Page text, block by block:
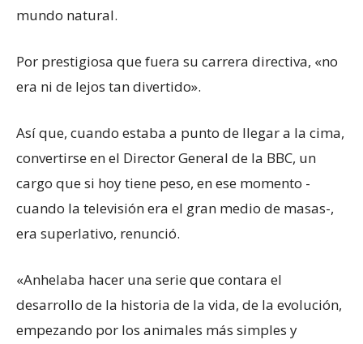
mundo natural.
Por prestigiosa que fuera su carrera directiva, «no
era ni de lejos tan divertido».
Así que, cuando estaba a punto de llegar a la cima,
convertirse en el Director General de la BBC, un
cargo que si hoy tiene peso, en ese momento -
cuando la televisión era el gran medio de masas-,
era superlativo, renunció.
«Anhelaba hacer una serie que contara el
desarrollo de la historia de la vida, de la evolución,
empezando por los animales más simples y